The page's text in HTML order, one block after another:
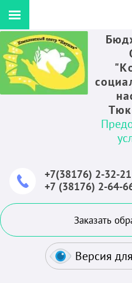
+7(38176) 2-32-
+7 (38176) 2-64-
Заказать
Версия